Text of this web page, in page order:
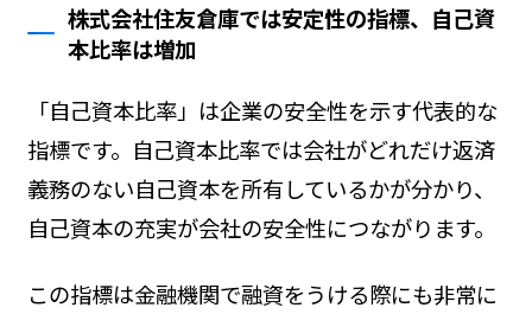
株式会社住友倉庫では安定性の指標、自己資
本比率は増加
「自己資本比率」は企業の安全性を示す代表的な
指標です。自己資本比率では会社がどれだけ返済
義務のない自己資本を所有しているかが分かり、
自己資本の充実が会社の安全性につながります。
この指標は金融機関で融資をうける際にも非常に